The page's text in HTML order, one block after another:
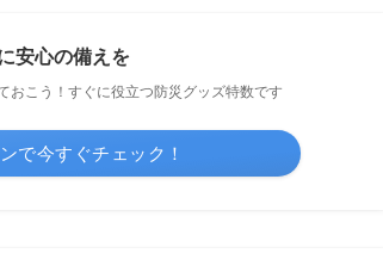
安心の備えを
おこう！すぐに役立つ防災グッズ特数です
で今すぐチェック！